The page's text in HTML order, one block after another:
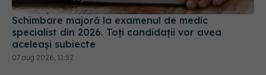
Schimbare majoră la examenul de medic
specialist din 2026. Toți candidații vor avea
aceleași subiecte
07 aug 2026, 11:52